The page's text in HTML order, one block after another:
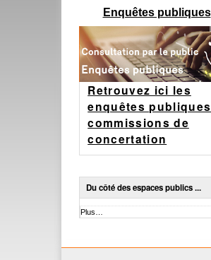
Enquêtes publiques
Retrouvez ici les
enquêtes
commissions de
concertation
Du côté des espaces publics ...
Du
Plus…